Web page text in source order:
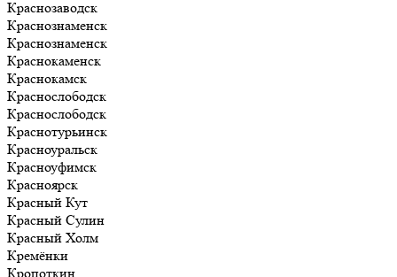
Краснозаводск
Краснознаменск
Краснознаменск
Краснокаменск
Краснокамск
Краснослободск
Краснослободск
Краснотурьинск
Красноуральск
Красноуфимск
Красноярск
Красный Кут
Красный Сулин
Красный Холм
Кремёнки
Кропоткин